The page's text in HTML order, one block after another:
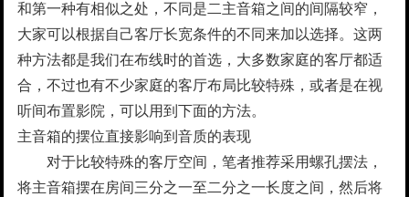
和第一种有相似之处，不同是二主音箱之间的间隔较窄，
大家可以根据自己客厅长宽条件的不同来加以选择。这两
种方法都是我们在布线时的首选，大多数家庭的客厅都适
合，不过也有不少家庭的客厅布局比较特殊，或者是在视
听间布置影院，可以用到下面的方法。
主音箱的摆位直接影响到音质的表现
对于比较特殊的客厅空间，笔者推荐采用螺孔摆法，
将主音箱摆在房间三分之一至二分之一长度之间，然后将